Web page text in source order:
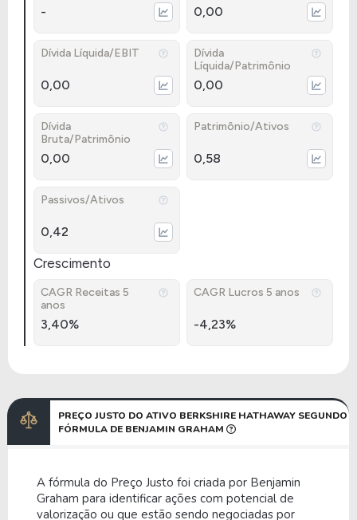
- 0,00
Dívida Líquida/EBIT
0,00
Dívida
Líquida/Patrimônio
0,00
Dívida
Bruta/Patrimônio
0,00
Patrimônio/Ativos
0,58
Passivos/Ativos
0,42
Crescimento
CAGR Receitas 5
anos
3,40%
CAGR Lucros 5 anos
-4,23%
PREÇO JUSTO DO ATIVO BERKSHIRE HATHAWAY SEGUNDO
FÓRMULA DE BENJAMIN GRAHAM
A fórmula do Preço Justo foi criada por Benjamin
Graham para identificar ações com potencial de
valorização ou que estão sendo negociadas por